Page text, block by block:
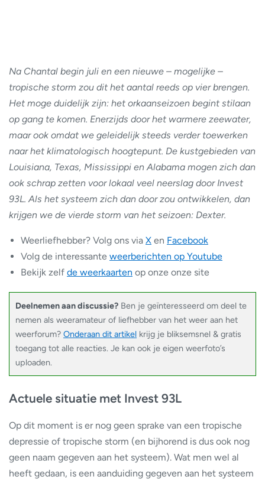
Na Chantal begin juli en een nieuwe – mogelijke –
tropische storm zou dit het aantal reeds op vier brengen.
Het moge duidelijk zijn: het orkaanseizoen begint stilaan
op gang te komen. Enerzijds door het warmere zeewater,
maar ook omdat we geleidelijk steeds verder toewerken
naar het klimatologisch hoogtepunt. De kustgebieden van
Louisiana, Texas, Mississippi en Alabama mogen zich dan
ook schrap zetten voor lokaal veel neerslag door Invest
93L. Als het systeem zich dan door zou ontwikkelen, dan
krijgen we de vierde storm van het seizoen: Dexter.
Weerliefhebber? Volg ons via X en Facebook
Volg de interessante weerberichten op Youtube
Bekijk zelf de weerkaarten op onze onze site
Deelnemen aan discussie? Ben je geïnteresseerd om deel te
nemen als weeramateur of liefhebber van het weer aan het
weerforum? Onderaan dit artikel krijg je bliksemsnel & gratis
toegang tot alle reacties. Je kan ook je eigen weerfoto’s
uploaden.
Actuele situatie met Invest 93L
Op dit moment is er nog geen sprake van een tropische
depressie of tropische storm (en bijhorend is dus ook nog
geen naam gegeven aan het systeem). Wat men wel al
heeft gedaan, is een aanduiding gegeven aan het systeem